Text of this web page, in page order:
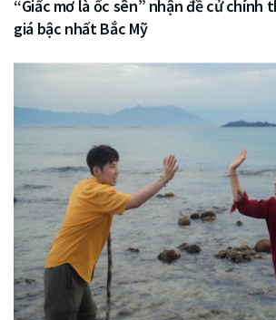
“Giấc mơ là ốc sên” nhận đề cử chính
giá bậc nhất Bắc Mỹ